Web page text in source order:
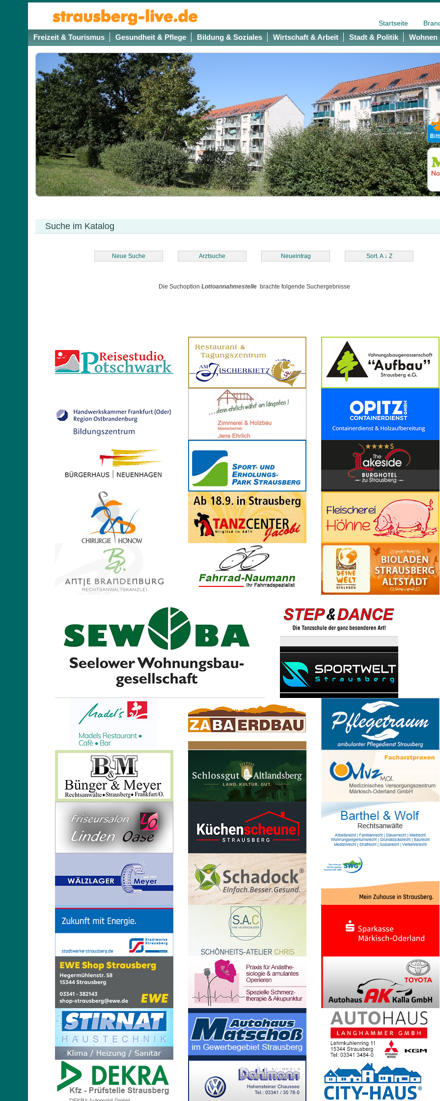
Startseite
Freizeit & Tourismus Gesundheit & Pflege Bildung & Soziales Wirtschaft & Arbeit Stadt & Politik Wohnen
Suche im Katalog
Neue Suche Arztsuche Neueintrag Sort. A ↓ Z
Die SuchoptionLottoannahmestelle brachte folgende Suchergebnisse